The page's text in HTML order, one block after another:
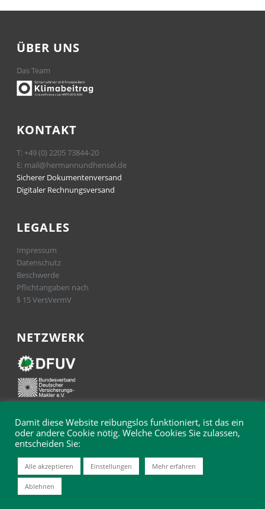
ÜBER UNS
Das Team
KONTAKT
T: +49 (0) 2205 73844-20
E: mail@hermannundhensel.de
Sicherer Dokumentenversand
Digitaler Rechnungsversand
LEGALES
Impressum
Datenschutz
Beschwerde
Pflichtangaben nach
§ 15 VersVermV
NETZWERK
© 2025 Hermann & Hensel Versicherungsmakler GmbH
Damit diese Website reibungslos funktioniert, ist das ein
oder andere Cookie nötig. Welche Cookies Sie zulassen,
entscheiden Sie:
Alle akzeptieren Einstellungen Mehr erfahren
Ablehnen